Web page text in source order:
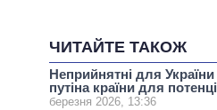
ЧИТАЙТЕ ТАКОЖ
Неприйнятні для
путіна країни для
березня 2026, 13:36